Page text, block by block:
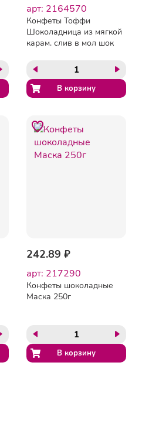
арт: 2164570
Конфеты Тоффи
Шоколадница из мягкой
карам. слив в мол шок
242.89 ₽
арт: 217290
Конфеты шоколадные
Маска 250г